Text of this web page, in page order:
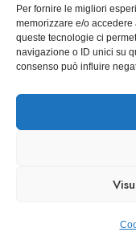
Per fornire le migliori
memorizzare e/o
queste tecnologie ci
navigazione o ID unici su
consenso può influire
Tel.: 06328121
infoaiic2026@ega.it